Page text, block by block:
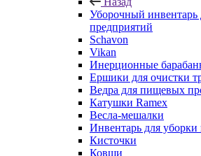
Уборочный
предприятий
Schavon
Vikan
Инерционные
Ершики для очистки
Ведра для пищевых
Катушки Ramex
Весла-мешалки
Инвентарь для уборки
Кисточки
Ковши